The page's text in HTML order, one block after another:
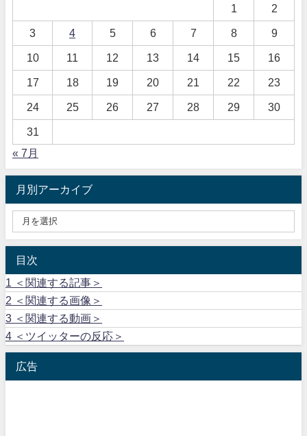
1 2
3 4 5 6 7 8 9
10 11 12 13 14 15 16
17 18 19 20 21 22 23
24 25 26 27 28 29 30
31
« 7月
月別アーカイブ
目次
1 ＜関連する記事＞
2 ＜関連する画像＞
3 ＜関連する動画＞
4 ＜ツイッターの反応＞
広告